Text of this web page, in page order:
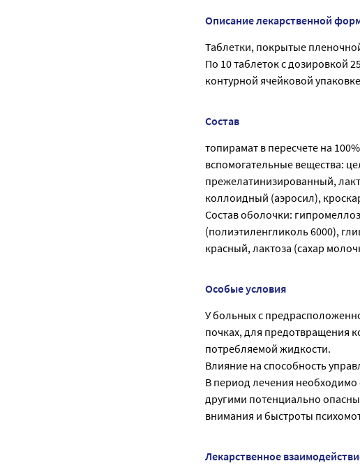
Описание лекарственной
Таблетки, покрытые
По 10 таблеток с дозировкой
контурной ячейковой
Состав
топирамат в пересчете на
вспомогательные вещества:
прежелатинизированный,
коллоидный (аэросил),
Состав оболочки:
(полиэтиленгликоль 6000),
красный, лактоза (сахар
Особые условия
У больных с
почках, для предотвращения
потребляемой жидкости.
Влияние на способность
В период лечения
другими потенциально
внимания и быстроты
Лекарственное